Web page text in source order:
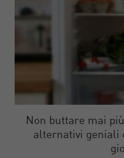
Non buttare mai
alternativi geniali